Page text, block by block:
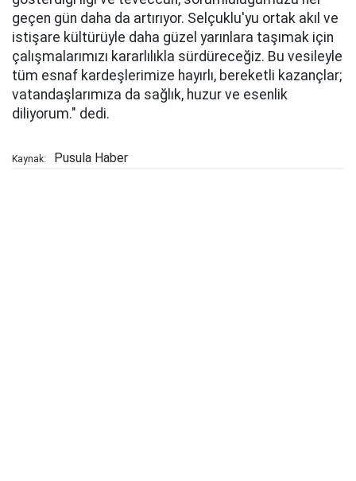
geçen gün daha da artırıyor. Selçuklu'yu ortak akıl ve
istişare kültürüyle daha güzel yarınlara taşımak için
çalışmalarımızı kararlılıkla sürdüreceğiz. Bu vesileyle
tüm esnaf kardeşlerimize hayırlı, bereketli kazançlar;
vatandaşlarımıza da sağlık, huzur ve esenlik
diliyorum." dedi.
Kaynak: Pusula Haber